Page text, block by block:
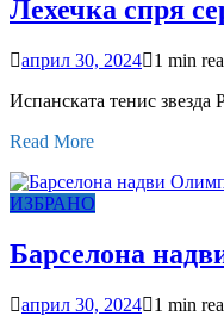
Лехечка спря
април 30, 2024 1 min
Испанската тенис
Read More
ИЗБРАНО
Барселона
април 30, 2024 1 min